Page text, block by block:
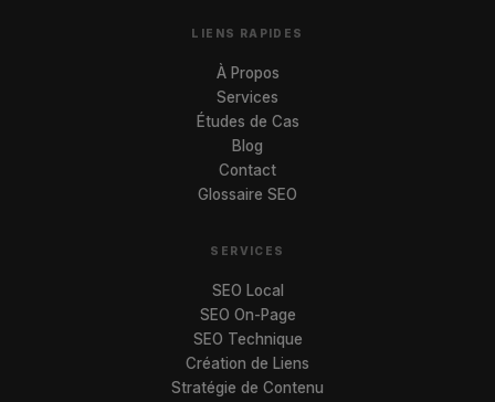
LIENS RAPIDES
À Propos
Services
Études de Cas
Blog
Contact
Glossaire SEO
SERVICES
SEO Local
SEO On-Page
SEO Technique
Création de Liens
Stratégie de Contenu